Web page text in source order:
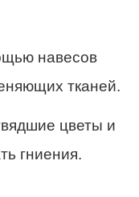
навесов
тканей.
цветы и
гниения.